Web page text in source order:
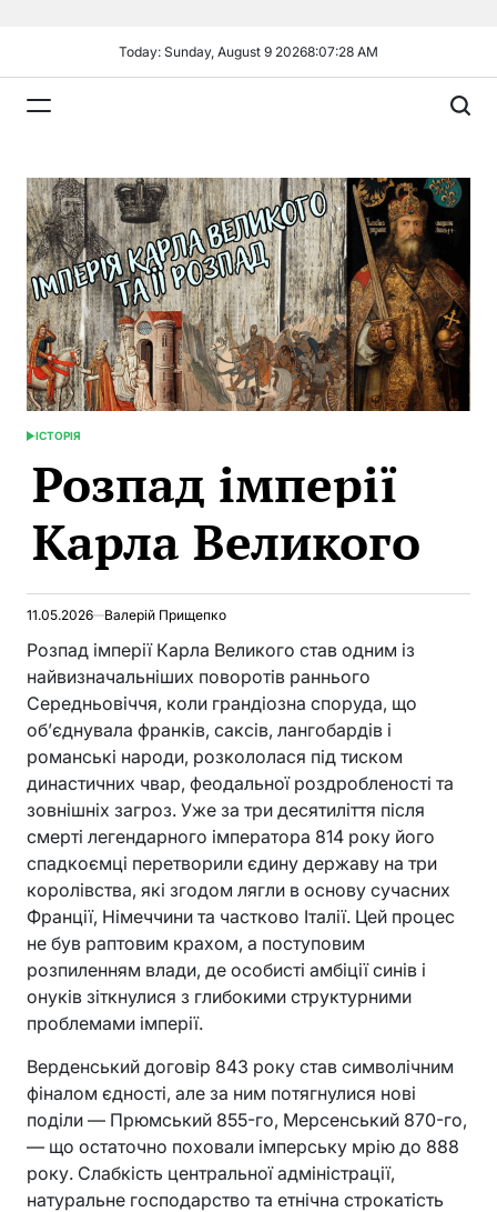
Today: Sunday, August 9 20268:07:30 AM
POSTED
ІСТОРІЯ
Розпад імперії
Карла Великого
11.05.2026 Валерій Прищепко
Розпад імперії Карла Великого став одним із
найвизначальніших поворотів раннього
Середньовіччя, коли грандіозна споруда, що
об’єднувала франків, саксів, лангобардів і
романські народи, розкололася під тиском
династичних чвар, феодальної роздробленості та
зовнішніх загроз. Уже за три десятиліття після
смерті легендарного імператора 814 року його
спадкоємці перетворили єдину державу на три
королівства, які згодом лягли в основу сучасних
Франції, Німеччини та частково Італії. Цей процес
не був раптовим крахом, а поступовим
розпиленням влади, де особисті амбіції синів і
онуків зіткнулися з глибокими структурними
проблемами імперії.
Верденський договір 843 року став символічним
фіналом єдності, але за ним потягнулися нові
поділи — Прюмський 855-го, Мерсенський 870-го,
— що остаточно поховали імперську мрію до 888
року. Слабкість центральної адміністрації,
натуральне господарство та етнічна строкатість